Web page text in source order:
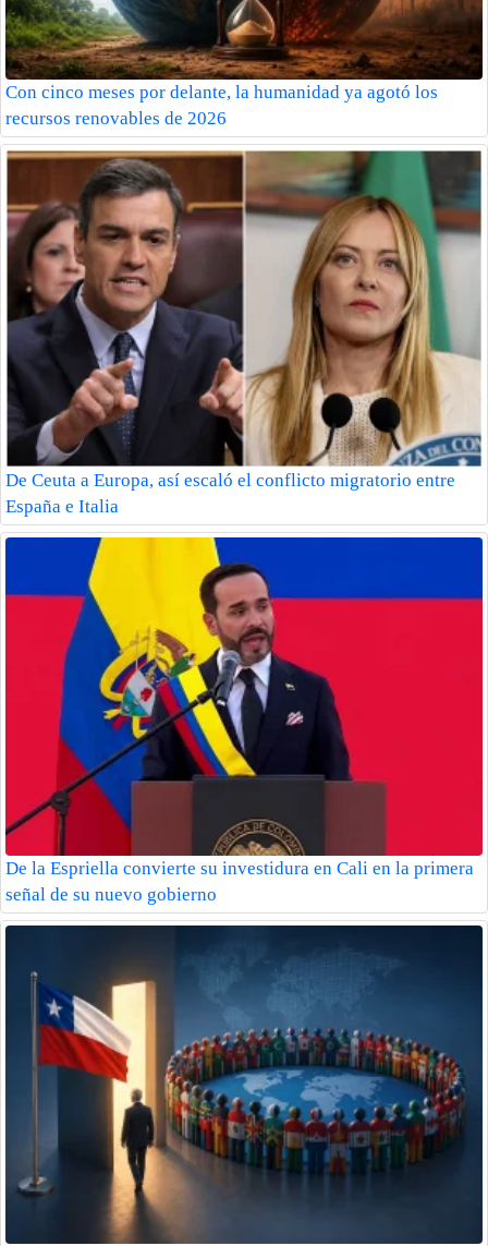
Con cinco meses por delante, la humanidad ya agotó los
recursos renovables de 2026
De Ceuta a Europa, así escaló el conflicto migratorio entre
España e Italia
De la Espriella convierte su investidura en Cali en la primera
señal de su nuevo gobierno